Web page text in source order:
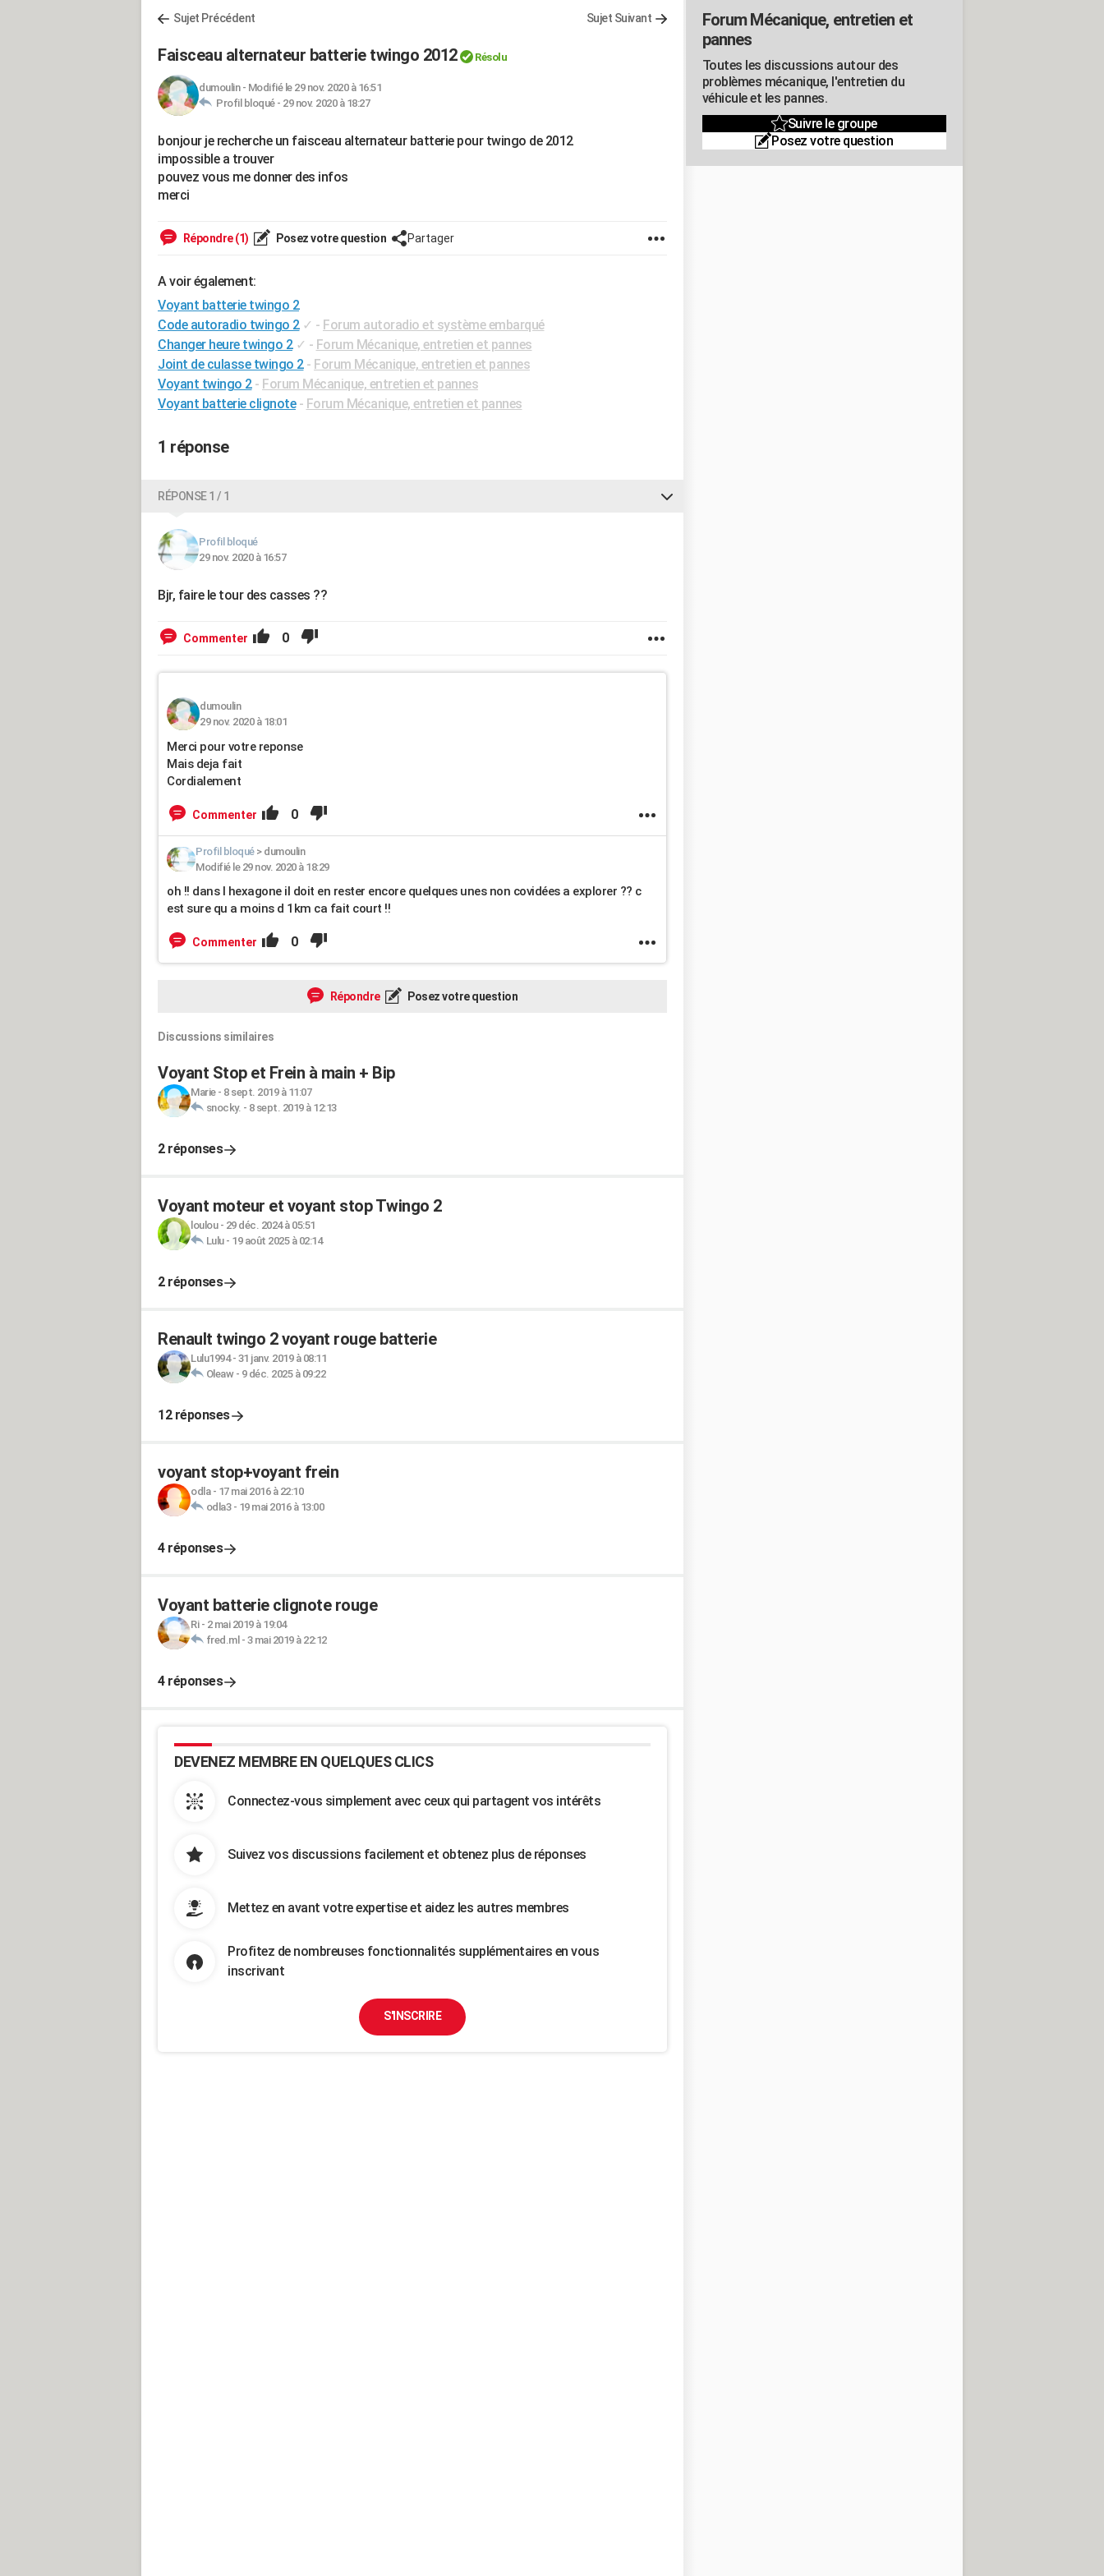
Sujet Précédent Sujet Suivant
Faisceau alternateur batterie twingo 2012 Résolu
dumoulin- Modifié le 29 nov. 2020 à 16:51
Profil bloqué - 29 nov. 2020 à 18:27
bonjour je recherche un faisceau alternateur batterie pour twingo de 2012
impossible a trouver
pouvez vous me donner des infos
merci
Répondre (1) Posez votre question Partager
A voir également:
Voyant batterie twingo 2
Code autoradio twingo 2 ✓ - Forum autoradio et système embarqué
Changer heure twingo 2 ✓ - Forum Mécanique, entretien et pannes
Joint de culasse twingo 2 - Forum Mécanique, entretien et pannes
Voyant twingo 2 - Forum Mécanique, entretien et pannes
Voyant batterie clignote - Forum Mécanique, entretien et pannes
1 réponse
RÉPONSE 1 / 1
Profil bloqué
29 nov. 2020 à 16:57
Bjr, faire le tour des casses ??
Commenter 0
dumoulin
29 nov. 2020 à 18:01
Merci pour votre reponse
Mais deja fait
Cordialement
Commenter 0
Profil bloqué> dumoulin
Modifié le 29 nov. 2020 à 18:29
oh !! dans l hexagone il doit en rester encore quelques unes non covidées a explorer ?? c
est sure qu a moins d 1km ca fait court !!
Commenter 0
Répondre Posez votre question
Discussions similaires
Voyant Stop et Frein à main + Bip
Marie- 8 sept. 2019 à 11:07
snocky. - 8 sept. 2019 à 12:13
2 réponses
Voyant moteur et voyant stop Twingo 2
loulou- 29 déc. 2024 à 05:51
Lulu- 19 août 2025 à 02:14
2 réponses
Renault twingo 2 voyant rouge batterie
Lulu1994- 31 janv. 2019 à 08:11
Oleaw- 9 déc. 2025 à 09:22
12 réponses
voyant stop+voyant frein
odla- 17 mai 2016 à 22:10
odla3- 19 mai 2016 à 13:00
4 réponses
Voyant batterie clignote rouge
Ri- 2 mai 2019 à 19:04
fred.ml - 3 mai 2019 à 22:12
4 réponses
DEVENEZ MEMBRE EN QUELQUES CLICS
Connectez-vous simplement avec ceux qui partagent vos intérêts
Suivez vos discussions facilement et obtenez plus de réponses
Mettez en avant votre expertise et aidez les autres membres
Profitez de nombreuses fonctionnalités supplémentaires en vous
inscrivant
S'INSCRIRE
Forum Mécanique, entretien et
pannes
Toutes les discussions autour des
problèmes mécanique, l'entretien du
véhicule et les pannes.
Suivre le groupe
Posez votre question